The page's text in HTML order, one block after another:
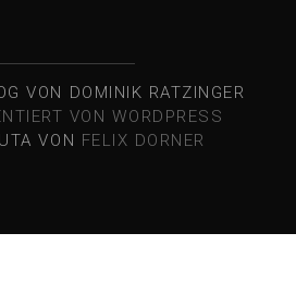
nach:
VON DOMINIK RATZINGER
VON WORDPRESS
VON FELIX DORNER